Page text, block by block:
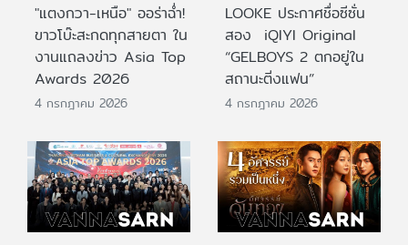
"แตงกวา-เหนือ" ออร่าฉ่ำ!
ขาวโบ๊ะสะกดทุกสายตา ใน
งานแถลงข่าว Asia Top
Awards 2026
4 กรกฎาคม 2026
LOOKE ประกาศชื่อซีซั่น
สอง iQIYI Original
“GELBOYS 2 ตกอยู่ใน
สถานะติ่งแฟน”
4 กรกฎาคม 2026